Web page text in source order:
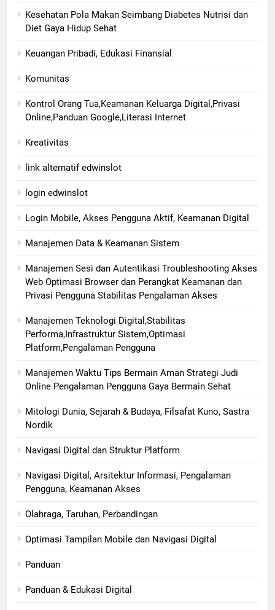
Kesehatan Pola Makan Seimbang Diabetes Nutrisi dan
Diet Gaya Hidup Sehat
Keuangan Pribadi, Edukasi Finansial
Komunitas
Kontrol Orang Tua,Keamanan Keluarga Digital,Privasi
Online,Panduan Google,Literasi Internet
Kreativitas
link alternatif edwinslot
login edwinslot
Login Mobile, Akses Pengguna Aktif, Keamanan Digital
Manajemen Data & Keamanan Sistem
Manajemen Sesi dan Autentikasi Troubleshooting Akses
Web Optimasi Browser dan Perangkat Keamanan dan
Privasi Pengguna Stabilitas Pengalaman Akses
Manajemen Teknologi Digital,Stabilitas
Performa,Infrastruktur Sistem,Optimasi
Platform,Pengalaman Pengguna
Manajemen Waktu Tips Bermain Aman Strategi Judi
Online Pengalaman Pengguna Gaya Bermain Sehat
Mitologi Dunia, Sejarah & Budaya, Filsafat Kuno, Sastra
Nordik
Navigasi Digital dan Struktur Platform
Navigasi Digital, Arsitektur Informasi, Pengalaman
Pengguna, Keamanan Akses
Olahraga, Taruhan, Perbandingan
Optimasi Tampilan Mobile dan Navigasi Digital
Panduan
Panduan & Edukasi Digital